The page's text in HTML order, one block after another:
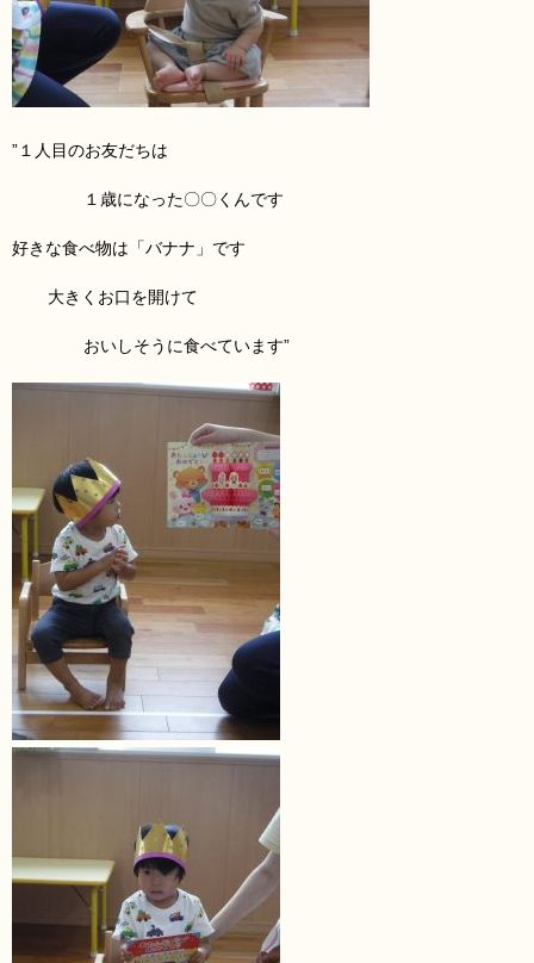
”１人目のお友だちは
１歳になった〇〇くんです
好きな食べ物は「バナナ 」です
大きくお口を開けて
おいしそうに食べています”